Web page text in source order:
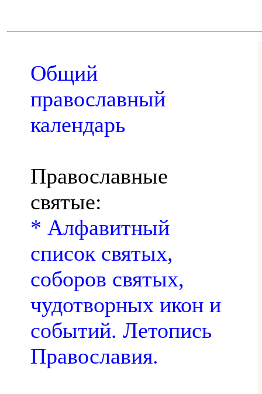
Общий
православный
календарь
Православные
святые:
* Алфавитный
список святых,
соборов святых,
чудотворных икон и
событий. Летопись
Православия.